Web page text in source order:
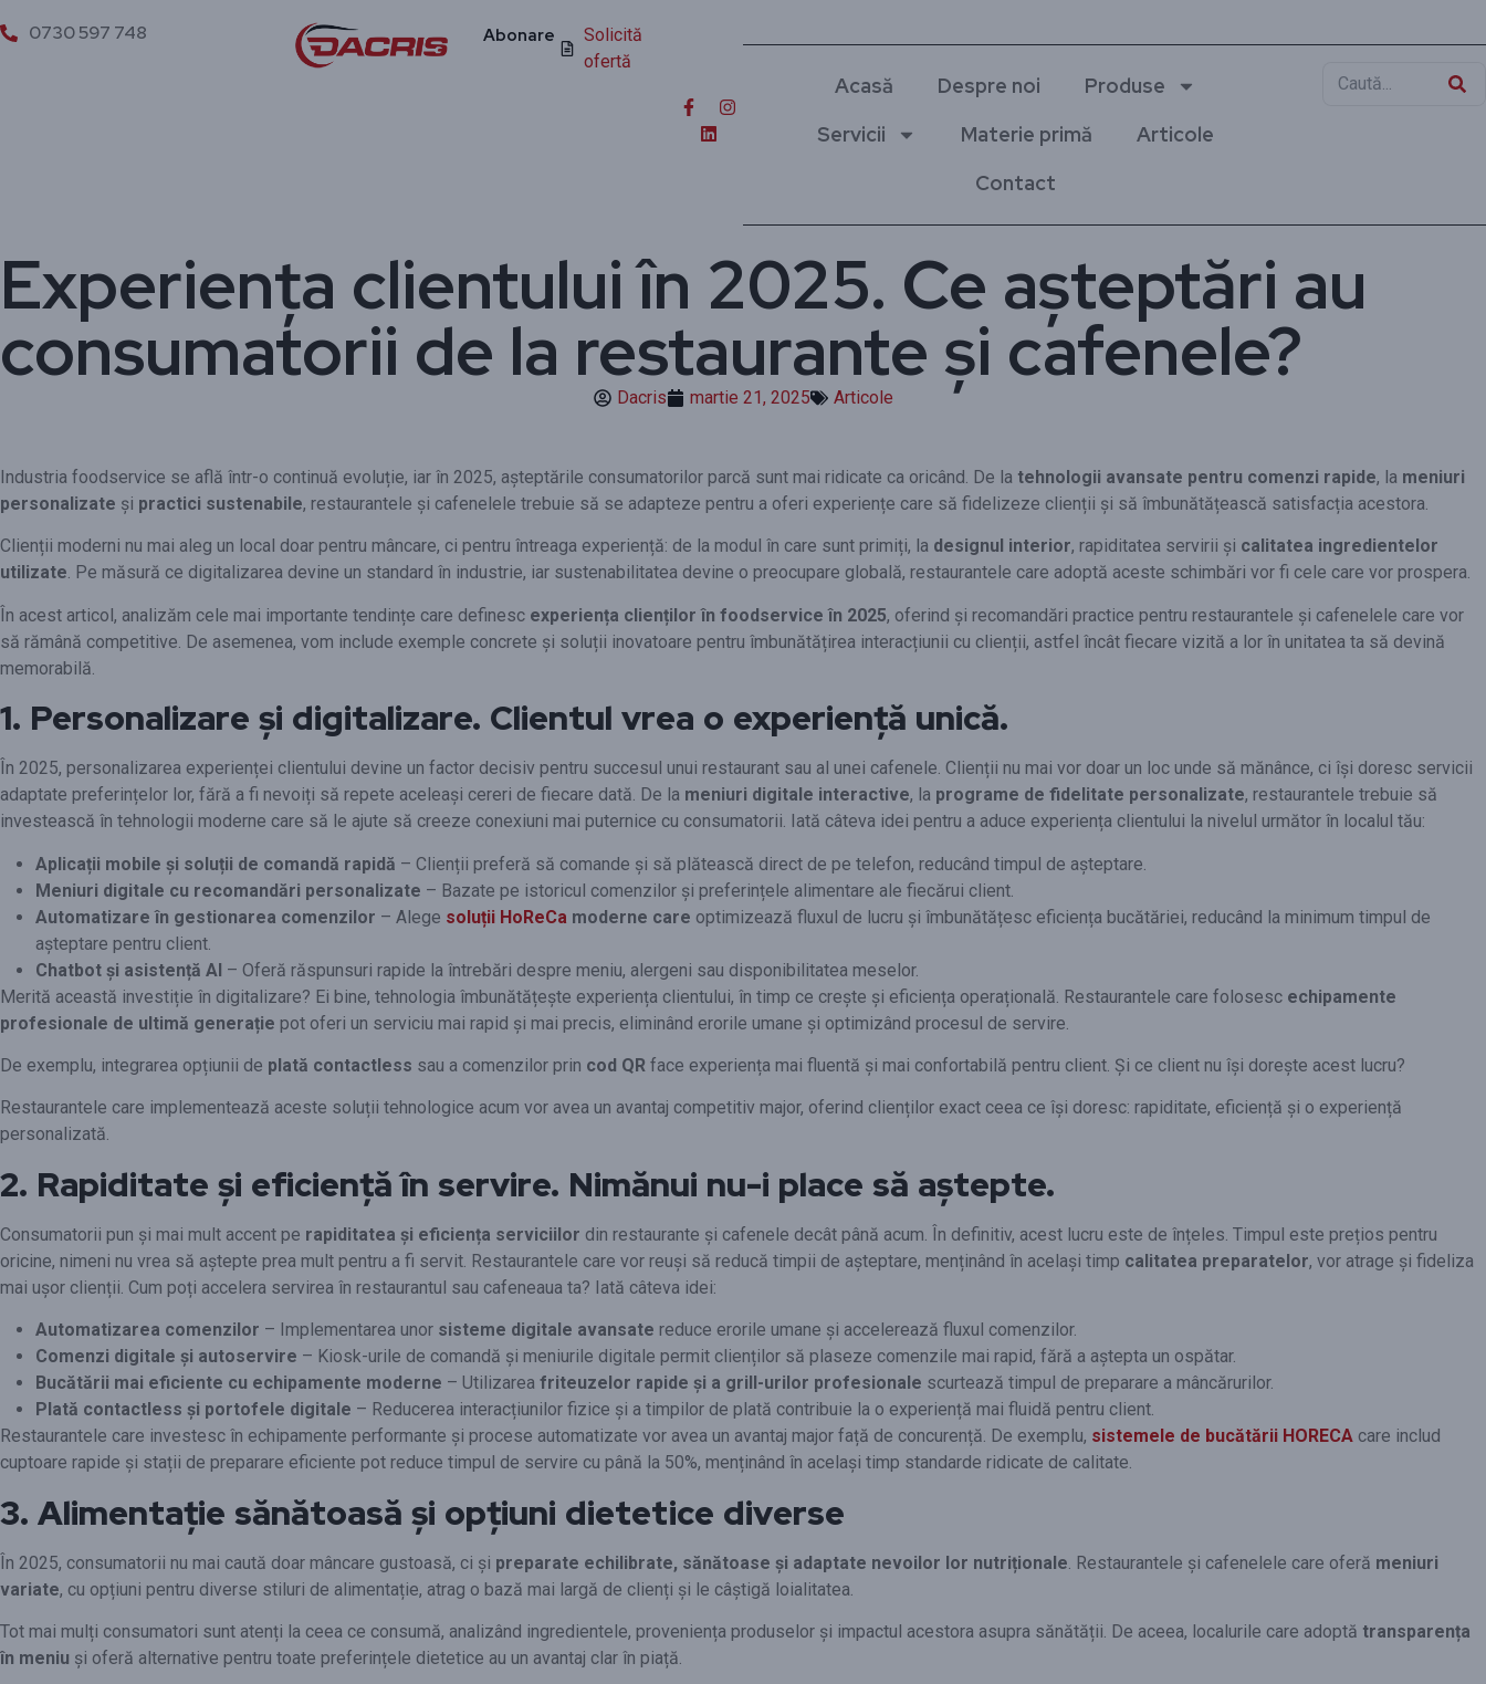
0730 597 748 Abonare
Solicită
ofertă
Acasă Despre noi
Produse
Servicii
Materie primă
Articole
Contact
Experiența clientului în 2025. Ce așteptări au
consumatorii de la restaurante și cafenele?
Dacris martie 21, 2025 Articole
Industria foodservice se află într-o continuă evoluție, iar în 2025, așteptările consumatorilor parcă sunt mai ridicate ca oricând. De la tehnologii avansate pentru comenzi rapide, la meniuri
personalizate și practici sustenabile, restaurantele și cafenelele trebuie să se adapteze pentru a oferi experiențe care să fidelizeze clienții și să îmbunătățească satisfacția acestora.
Clienții moderni nu mai aleg un local doar pentru mâncare, ci pentru întreaga experiență: de la modul în care sunt primiți, la designul interior, rapiditatea servirii și calitatea ingredientelor
utilizate. Pe măsură ce digitalizarea devine un standard în industrie, iar sustenabilitatea devine o preocupare globală, restaurantele care adoptă aceste schimbări vor fi cele care vor prospera.
În acest articol, analizăm cele mai importante tendințe care definesc experiența clienților în foodservice în 2025, oferind și recomandări practice pentru restaurantele și cafenelele care vor
să rămână competitive. De asemenea, vom include exemple concrete și soluții inovatoare pentru îmbunătățirea interacțiunii cu clienții, astfel încât fiecare vizită a lor în unitatea ta să devină
memorabilă.
1. Personalizare și digitalizare. Clientul vrea o experiență unică.
În 2025, personalizarea experienței clientului devine un factor decisiv pentru succesul unui restaurant sau al unei cafenele. Clienții nu mai vor doar un loc unde să mănânce, ci își doresc servicii
adaptate preferințelor lor, fără a fi nevoiți să repete aceleași cereri de fiecare dată. De la meniuri digitale interactive, la programe de fidelitate personalizate, restaurantele trebuie să
investească în tehnologii moderne care să le ajute să creeze conexiuni mai puternice cu consumatorii. Iată câteva idei pentru a aduce experiența clientului la nivelul următor în localul tău:
Aplicații mobile și soluții de comandă rapidă – Clienții preferă să comande și să plătească direct de pe telefon, reducând timpul de așteptare.
Meniuri digitale cu recomandări personalizate – Bazate pe istoricul comenzilor și preferințele alimentare ale fiecărui client.
Automatizare în gestionarea comenzilor – Alege soluții HoReCa moderne care optimizează fluxul de lucru și îmbunătățesc eficiența bucătăriei, reducând la minimum timpul de
așteptare pentru client.
Chatbot și asistență AI – Oferă răspunsuri rapide la întrebări despre meniu, alergeni sau disponibilitatea meselor.
Merită această investiție în digitalizare? Ei bine, tehnologia îmbunătățește experiența clientului, în timp ce crește și eficiența operațională. Restaurantele care folosesc echipamente
profesionale de ultimă generație pot oferi un serviciu mai rapid și mai precis, eliminând erorile umane și optimizând procesul de servire.
De exemplu, integrarea opțiunii de plată contactless sau a comenzilor prin cod QR face experiența mai fluentă și mai confortabilă pentru client. Și ce client nu își dorește acest lucru?
Restaurantele care implementează aceste soluții tehnologice acum vor avea un avantaj competitiv major, oferind clienților exact ceea ce își doresc: rapiditate, eficiență și o experiență
personalizată.
2. Rapiditate și eficiență în servire. Nimănui nu-i place să aștepte.
Consumatorii pun și mai mult accent pe rapiditatea și eficiența serviciilor din restaurante și cafenele decât până acum. În definitiv, acest lucru este de înțeles. Timpul este prețios pentru
oricine, nimeni nu vrea să aștepte prea mult pentru a fi servit. Restaurantele care vor reuși să reducă timpii de așteptare, menținând în același timp calitatea preparatelor, vor atrage și fideliza
mai ușor clienții. Cum poți accelera servirea în restaurantul sau cafeneaua ta? Iată câteva idei:
Automatizarea comenzilor – Implementarea unor sisteme digitale avansate reduce erorile umane și accelerează fluxul comenzilor.
Comenzi digitale și autoservire – Kiosk-urile de comandă și meniurile digitale permit clienților să plaseze comenzile mai rapid, fără a aștepta un ospătar.
Bucătării mai eficiente cu echipamente moderne – Utilizarea friteuzelor rapide și a grill-urilor profesionale scurtează timpul de preparare a mâncărurilor.
Plată contactless și portofele digitale – Reducerea interacțiunilor fizice și a timpilor de plată contribuie la o experiență mai fluidă pentru client.
Restaurantele care investesc în echipamente performante și procese automatizate vor avea un avantaj major față de concurență. De exemplu, sistemele de bucătării HORECA care includ
cuptoare rapide și stații de preparare eficiente pot reduce timpul de servire cu până la 50%, menținând în același timp standarde ridicate de calitate.
3. Alimentație sănătoasă și opțiuni dietetice diverse
În 2025, consumatorii nu mai caută doar mâncare gustoasă, ci și preparate echilibrate, sănătoase și adaptate nevoilor lor nutriționale . Restaurantele și cafenelele care oferă meniuri
variate, cu opțiuni pentru diverse stiluri de alimentație, atrag o bază mai largă de clienți și le câștigă loialitatea.
Tot mai mulți consumatori sunt atenți la ceea ce consumă, analizând ingredientele, proveniența produselor și impactul acestora asupra sănătății. De aceea, localurile care adoptă transparența
în meniu și oferă alternative pentru toate preferințele dietetice au un avantaj clar în piață.